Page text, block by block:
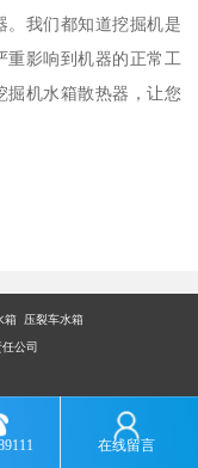
。我们都知道挖掘机是
重影响到机器的正常工
掘机水箱散热器，让您
箱 压裂车水箱
公司
在线留言